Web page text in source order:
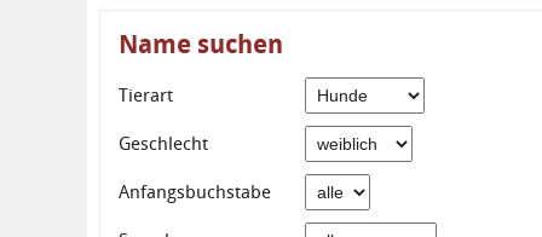
Name suchen
Tierart
Geschlecht
Anfangsbuchstabe